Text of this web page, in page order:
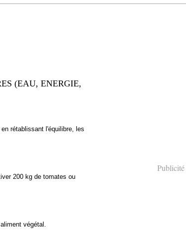
(EAU, ENERGIE,
rétablissant l'équilibre, les
200 kg de tomates ou
végétal.
Publicité